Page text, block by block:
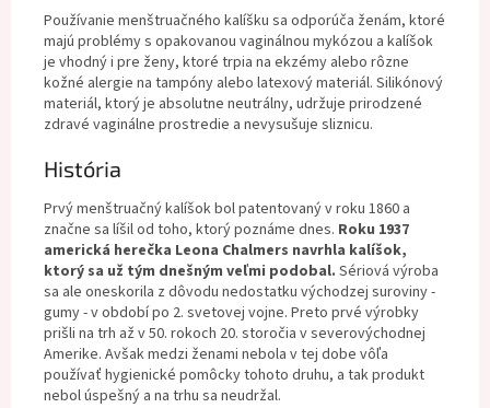
Používanie menštruačného kalíšku sa odporúča ženám, ktoré
majú problémy s opakovanou vaginálnou mykózou a kalíšok
je vhodný i pre ženy, ktoré trpia na ekzémy alebo rôzne
kožné alergie na tampóny alebo latexový materiál. Silikónový
materiál, ktorý je absolutne neutrálny, udržuje prirodzené
zdravé vaginálne prostredie a nevysušuje sliznicu.
História
Prvý menštruačný kalíšok bol patentovaný v roku 1860 a
značne sa líšil od toho, ktorý poznáme dnes. Roku 1937
americká herečka Leona Chalmers navrhla kalíšok,
ktorý sa už tým dnešným veľmi podobal. Sériová výroba
sa ale oneskorila z dôvodu nedostatku východzej suroviny -
gumy - v období po 2. svetovej vojne. Preto prvé výrobky
prišli na trh až v 50. rokoch 20. storočia v severovýchodnej
Amerike. Avšak medzi ženami nebola v tej dobe vôľa
používať hygienické pomôcky tohoto druhu, a tak produkt
nebol úspešný a na trhu sa neudržal.